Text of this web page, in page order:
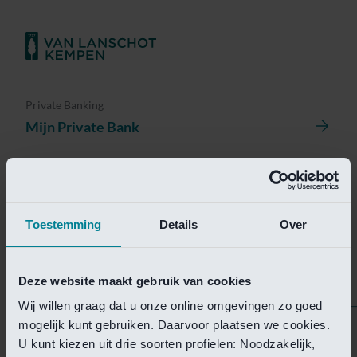
Toestemming Details Over
Deze website maakt gebruik van cookies
Wij willen graag dat u onze online omgevingen zo goed
mogelijk kunt gebruiken. Daarvoor plaatsen we cookies.
U kunt kiezen uit drie soorten profielen: Noodzakelijk,
Private Banking
Mijn Private Bank
Helaas is deze pagina